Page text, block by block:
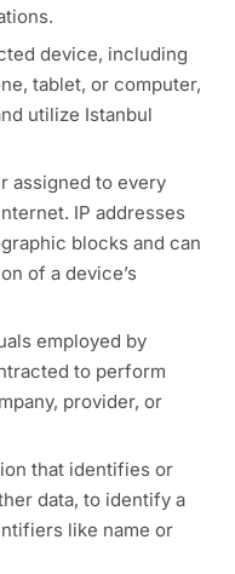
device, including
tablet, or computer,
utilize Istanbul
assigned to every
IP addresses
blocks and can
of a device’s
employed by
to perform
provider, or
that identifies or
data, to identify a
like name or